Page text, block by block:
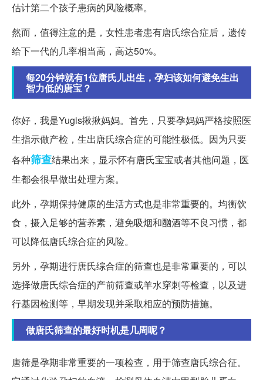
估计第二个孩子患病的风险概率。
然而，值得注意的是，女性患者患有唐氏综合症后，遗传
给下一代的几率相当高，高达50%。
每20分钟就有1位唐氏儿出生，孕妇该如何避免生出
智力低的唐宝？
你好，我是Yugis揪揪妈妈。首先，只要孕妈妈严格按照医
生指示做产检，生出唐氏综合症的可能性极低。因为只要
各种筛查结果出来，显示怀有唐氏宝宝或者其他问题，医
生都会很早做出处理方案。
此外，孕期保持健康的生活方式也是非常重要的。均衡饮
食，摄入足够的营养素，避免吸烟和酗酒等不良习惯，都
可以降低唐氏综合症的风险。
另外，孕期进行唐氏综合症的筛查也是非常重要的，可以
选择做唐氏综合症的产前筛查或羊水穿刺等检查，以及进
行基因检测等，早期发现并采取相应的预防措施。
做唐氏筛查的最好时机是几周呢？
唐筛是孕期非常重要的一项检查，用于筛查唐氏综合征。